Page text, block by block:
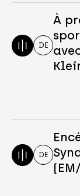
DE
À
DE